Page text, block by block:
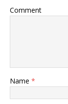
Comment
Name *